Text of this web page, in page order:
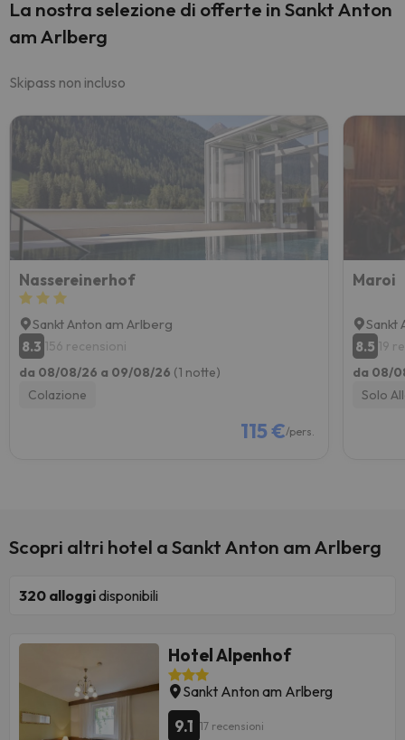
La nostra selezione di offerte in Sankt Anton
am Arlberg
Skipass non incluso
Nassereinerhof
Sankt Anton am Arlberg
8.3 156 recensioni
da 08/08/26 a 09/08/26 (1 notte)
Colazione
115 €/pers.
Maroi
Sankt
8.5 19
da 08/
Solo
Scopri altri hotel a Sankt Anton am Arlberg
320 alloggidisponibili
Hotel Alpenhof
Sankt Anton am Arlberg
9.1 17 recensioni